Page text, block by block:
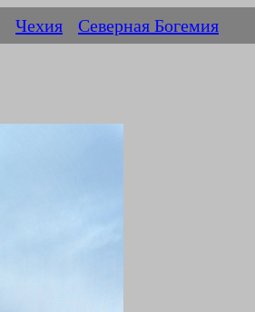
Чехия Северная Богемия